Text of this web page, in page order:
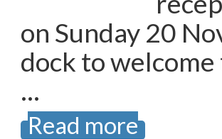
on Sunday 20
dock to
…
Read more